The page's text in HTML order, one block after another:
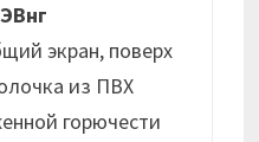
экран, поверх
из ПВХ
горючести